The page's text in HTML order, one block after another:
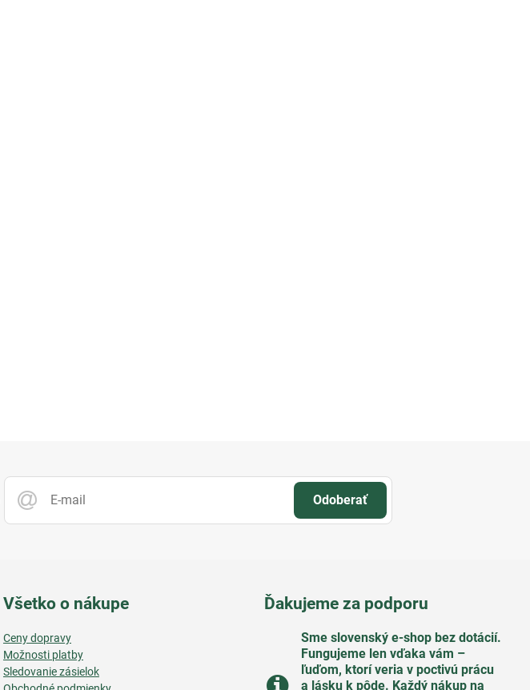
Odoberať
Všetko o nákupe
Ceny dopravy
Možnosti platby
Sledovanie zásielok
Ďakujeme za podporu
Sme slovenský e-shop bez dotácií​.
Fungujeme len vďaka vám –
ľuďom, ktorí veria v poctivú prácu
a lásku k pôde​. Každý nákup na